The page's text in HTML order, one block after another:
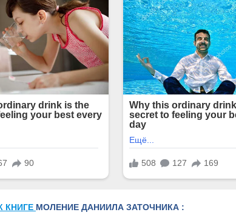
КНИГЕ МОЛЕНИЕ ДАНИИЛА ЗАТОЧНИКА :